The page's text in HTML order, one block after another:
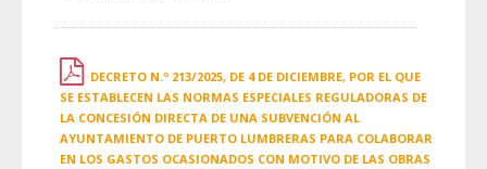
DECRETO N.º 213/2025, DE 4 DE DICIEMBRE, POR EL QUE
SE ESTABLECEN LAS NORMAS ESPECIALES REGULADORAS DE
LA CONCESIÓN DIRECTA DE UNA SUBVENCIÓN AL
AYUNTAMIENTO DE PUERTO LUMBRERAS PARA COLABORAR
EN LOS GASTOS OCASIONADOS CON MOTIVO DE LAS OBRAS